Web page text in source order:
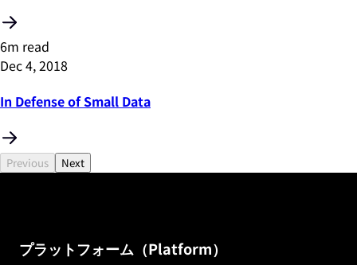
6m read
Dec 4, 2018
In Defense of Small Data
Previous Next
プラットフォーム（Platform）